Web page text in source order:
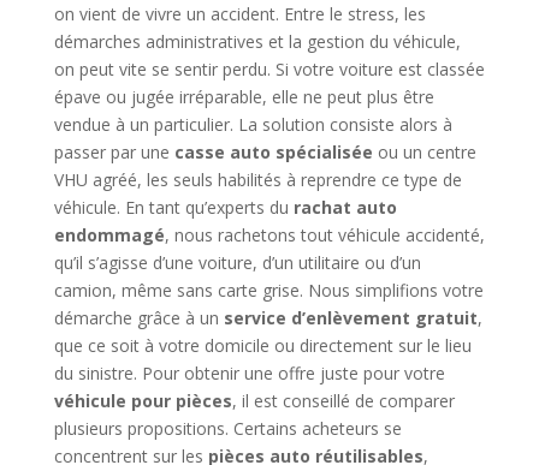
on vient de vivre un accident. Entre le stress, les
démarches administratives et la gestion du véhicule,
on peut vite se sentir perdu. Si votre voiture est classée
épave ou jugée irréparable, elle ne peut plus être
vendue à un particulier. La solution consiste alors à
passer par une casse auto spécialisée ou un centre
VHU agréé, les seuls habilités à reprendre ce type de
véhicule. En tant qu’experts du rachat auto
endommagé, nous rachetons tout véhicule accidenté,
qu’il s’agisse d’une voiture, d’un utilitaire ou d’un
camion, même sans carte grise. Nous simplifions votre
démarche grâce à un service d’enlèvement gratuit,
que ce soit à votre domicile ou directement sur le lieu
du sinistre. Pour obtenir une offre juste pour votre
véhicule pour pièces, il est conseillé de comparer
plusieurs propositions. Certains acheteurs se
concentrent sur les pièces auto réutilisables,